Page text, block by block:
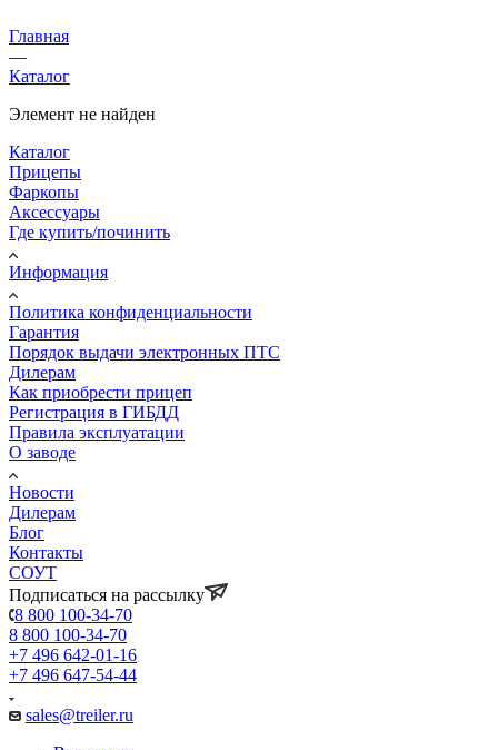
Главная
—
Каталог
Элемент не найден
Каталог
Прицепы
Фаркопы
Аксессуары
Где купить/починить
Информация
Политика конфиденциальности
Гарантия
Порядок выдачи электронных ПТС
Дилерам
Как приобрести прицеп
Регистрация в ГИБДД
Правила эксплуатации
О заводе
Новости
Дилерам
Блог
Контакты
СОУТ
Подписаться на рассылку
8 800 100-34-70
8 800 100-34-70
+7 496 642-01-16
+7 496 647-54-44
sales@treiler.ru